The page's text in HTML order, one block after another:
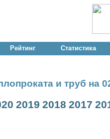
Рейтинг Статистика
и труб на
2019 2018 2017